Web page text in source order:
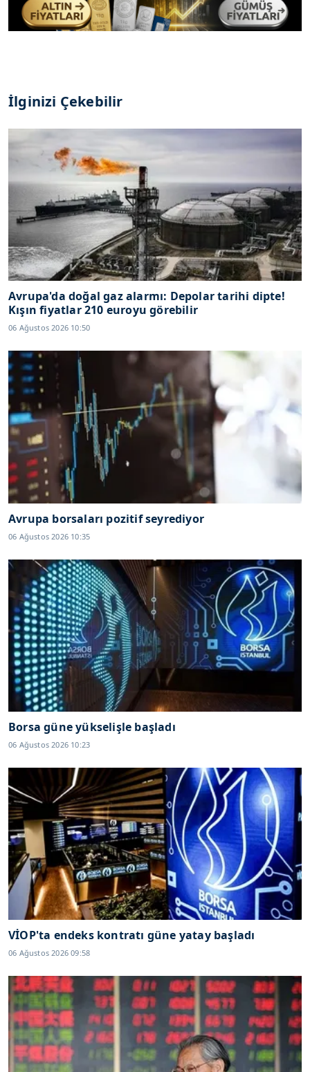
İlginizi Çekebilir
Avrupa'da doğal gaz alarmı: Depolar tarihi dipte!
Kışın fiyatlar 210 euroyu görebilir
06 Ağustos 2026 10:50
Avrupa borsaları pozitif seyrediyor
06 Ağustos 2026 10:35
Borsa güne yükselişle başladı
06 Ağustos 2026 10:23
VİOP'ta endeks kontratı güne yatay başladı
06 Ağustos 2026 09:58